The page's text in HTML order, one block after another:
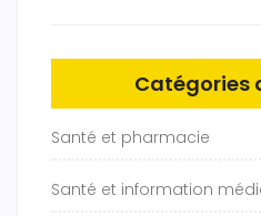
Catégories
Santé et pharmacie
Santé et information